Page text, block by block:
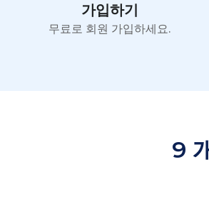
가입하기
무료로 회원 가입하세요.
9